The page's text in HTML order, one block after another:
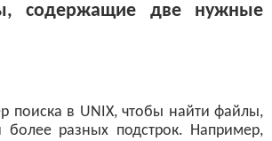
содержащие две нужные
поиска в UNIX, чтобы найти файлы,
разных подстрок. Например,